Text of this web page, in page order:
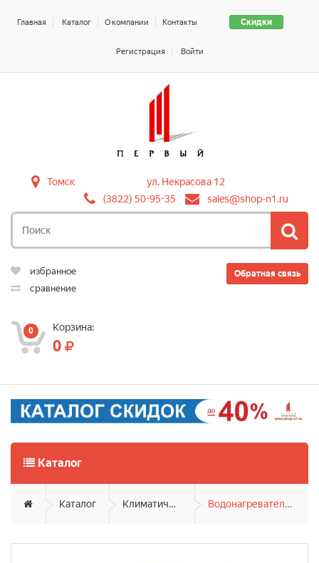
Скидки
Главная Каталог О компании Контакты
Регистрация Войти
Томск
ул. Некрасова 12
(3822) 50-95-35
sales@shop-n1.ru
Обратная связь
избранное
сравнение
0 Корзина:
0
Каталог
Каталог Климатическая техника Водонагреватели накопительные